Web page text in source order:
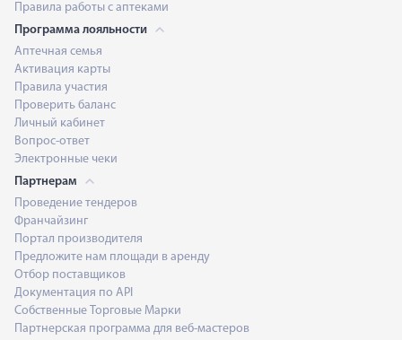
Правила работы с аптеками
Программа лояльности
Аптечная семья
Активация карты
Правила участия
Проверить баланс
Личный кабинет
Вопрос-ответ
Электронные чеки
Партнерам
Проведение тендеров
Франчайзинг
Портал производителя
Предложите нам площади в аренду
Отбор поставщиков
Документация по API
Собственные Торговые Марки
Партнерская программа для веб-мастеров